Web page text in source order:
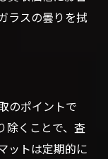
ラスの曇りを拭
のポイントで
除くことで、査
ットは定期的に